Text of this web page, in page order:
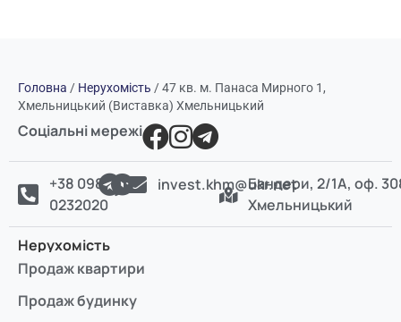
Головна / Нерухомість /47 кв. м. Панаса Мирного 1,
Хмельницький (Виставка) Хмельницький
Соціальні мережі
+38 098
0232020
invest.khm@ukr.netБандери, 2/1А, оф.
Хмельницький
Нерухомість
Продаж квартири
Продаж будинку